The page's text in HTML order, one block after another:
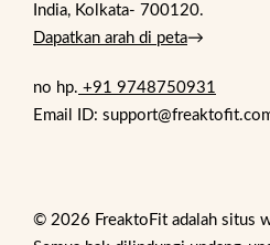
India, Kolkata- 700120.
Dapatkan arah di peta→
no hp. +91 9748750931
Email ID:
© 2026 FreaktoFit adalah situs